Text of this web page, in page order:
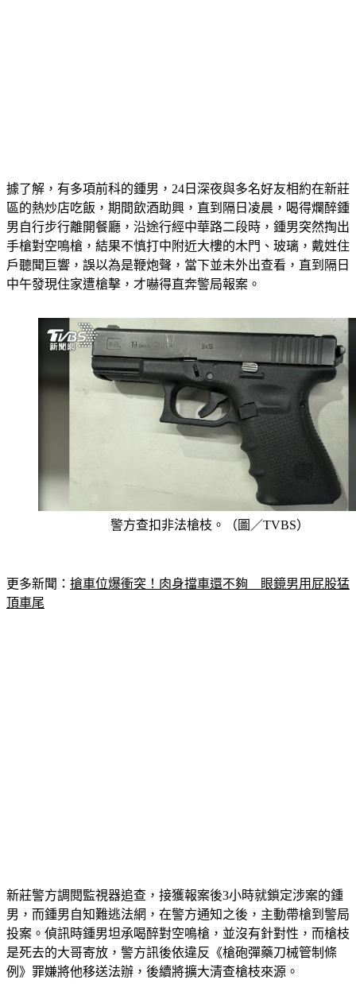
據了解，有多項前科的鍾男，24日深夜與多名好友相約在新莊
區的熱炒店吃飯，期間飲酒助興，直到隔日凌晨，喝得爛醉鍾
男自行步行離開餐廳，沿途行經中華路二段時，鍾男突然掏出
手槍對空鳴槍，結果不慎打中附近大樓的木門、玻璃，戴姓住
戶聽聞巨響，誤以為是鞭炮聲，當下並未外出查看，直到隔日
中午發現住家遭槍擊，才嚇得直奔警局報案。
警方查扣非法槍枝。（圖／TVBS）
更多新聞： 搶車位爆衝突！肉身擋車還不夠　眼鏡男用屁股猛
頂車尾
新莊警方調閱監視器追查，接獲報案後3小時就鎖定涉案的鍾
男，而鍾男自知難逃法網，在警方通知之後，主動帶槍到警局
投案。偵訊時鍾男坦承喝醉對空鳴槍，並沒有針對性，而槍枝
是死去的大哥寄放，警方訊後依違反《槍砲彈藥刀械管制條
例》罪嫌將他移送法辦，後續將擴大清查槍枝來源。